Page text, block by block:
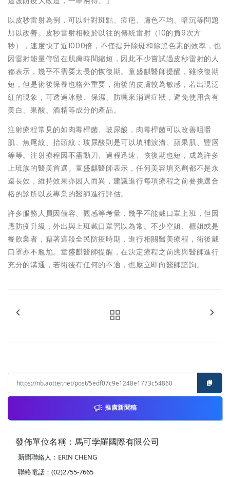
以皮秒雷射為例，可以針對斑點、痘疤、膚色不均、暗沉等問題
加以改善。皮秒雷射相較於以往的傳統雷射（10的負9次方
秒），速度快了近1000倍，不僅提升除斑和除黑色素的效率，也
因雷射能量停留在肌膚時間縮短，因此不少嘗試過皮秒雷射的人
都表示，幾乎不需要太長的恢復期。童盛麒醫師提醒，雖恢復期
短，但是術後保養也格外重要，術後的皮膚較為敏感，若出現泛
紅的現象，可透過冰敷、保濕、防曬來消退症狀，避免使用含有
美白、果酸、酒精等成分的產品。
注射療程常見的如肉毒桿菌、玻尿酸，肉毒桿菌可以改善咀嚼
肌、魚尾紋、抬頭紋；玻尿酸則是可以填補淚溝、蘋果肌、豐唇
等等。注射療程因不需動刀、過程迅速、恢復期也短，成為許多
上班族的醫美首選。童盛麒醫師表示，任何美容填充劑都不是永
遠長效，維持效果亦因人而異，建議進行每項療程之前要挑選合
格的診所以及專業的醫師進行評估。
許多服務人員因儀容、觀感等考量，幾乎不能戴口罩上班，但因
應防疫升級，外出與上班戴口罩習以為常。不少空姐、櫃姐或是
餐飲業者，藉著這段全民防疫時期，進行相關醫美療程，術後戴
口罩亦不尷尬。童盛麒醫師提醒，在決定療程之前應與醫師進行
充分的溝通，若術後有任何的不適，也應立即向醫師諮詢。
推廣新聞稿
發佈單位名稱：馬可孛羅國際有限公司
新聞聯絡人：ERIN CHENG
聯絡電話：(02)2755-7665